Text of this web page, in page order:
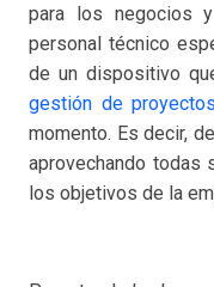
para los negocios
personal técnico
de un dispositivo
gestión de
momento. Es decir,
aprovechando todas
los objetivos de la